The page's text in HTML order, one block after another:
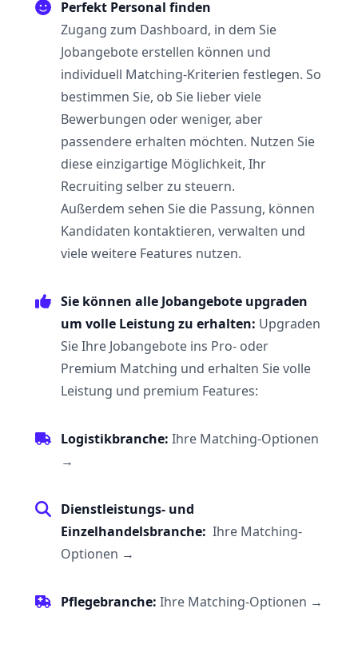
Perfekt Personal finden
Zugang zum Dashboard, in dem Sie
Jobangebote erstellen können und
individuell Matching-Kriterien festlegen. So
bestimmen Sie, ob Sie lieber viele
Bewerbungen oder weniger, aber
passendere erhalten möchten. Nutzen Sie
diese einzigartige Möglichkeit, Ihr
Recruiting selber zu steuern.
Außerdem sehen Sie die Passung, können
Kandidaten kontaktieren, verwalten und
viele weitere Features nutzen.
Sie können alle Jobangebote upgraden
um volle Leistung zu erhalten: Upgraden
Sie Ihre Jobangebote ins Pro- oder
Premium Matching und erhalten Sie volle
Leistung und premium Features:
Logistikbranche: Ihre Matching-Optionen
→
Dienstleistungs- und
Einzelhandelsbranche: Ihre Matching-
Optionen →
Pflegebranche: Ihre Matching-Optionen →